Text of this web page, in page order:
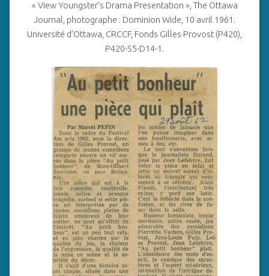
« View Youngster’s Drama Presentation », The Ottawa
Journal, photographe : Dominion Wide, 10 avril 1961.
Université d’Ottawa, CRCCF, Fonds Gilles Provost (P420),
P420-S5-D14-1.